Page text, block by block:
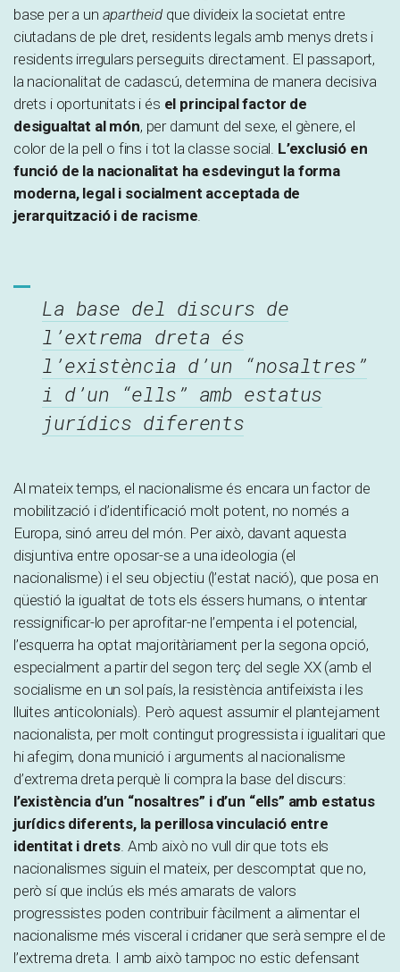
base per a un apartheid que divideix la societat entre
ciutadans de ple dret, residents legals amb menys drets i
residents irregulars perseguits directament. El passaport,
la nacionalitat de cadascú, determina de manera decisiva
drets i oportunitats i és el principal factor de
desigualtat al món, per damunt del sexe, el gènere, el
color de la pell o fins i tot la classe social. L’exclusió en
funció de la nacionalitat ha esdevingut la forma
moderna, legal i socialment acceptada de
jerarquització i de racisme
La base del discurs de
l’extrema dreta és
l’existència d’un “nosaltres”
i d’un “ells” amb estatus
jurídics diferents
Al mateix temps, el nacionalisme és encara un factor de
mobilització i d’identificació molt potent, no només a
Europa, sinó arreu del món. Per això, davant aquesta
disjuntiva entre oposar-se a una ideologia (el
nacionalisme) i el seu objectiu (l’estat nació), que posa en
qüestió la igualtat de tots els éssers humans, o intentar
ressignificar-lo per aprofitar-ne l’empenta i el potencial,
l’esquerra ha optat majoritàriament per la segona opció,
especialment a partir del segon terç del segle XX (amb el
socialisme en un sol país, la resistència antifeixista i les
lluites anticolonials). Però aquest assumir el plantejament
nacionalista, per molt contingut progressista i igualitari que
hi afegim, dona munició i arguments al nacionalisme
d’extrema dreta perquè li compra la base del discurs:
l’existència d’un “nosaltres” i d’un “ells” amb estatus
jurídics diferents, la perillosa vinculació entre
identitat i drets . Amb això no vull dir que tots els
nacionalismes siguin el mateix, per descomptat que no,
però sí que inclús els més amarats de valors
progressistes poden contribuir fàcilment a alimentar el
nacionalisme més visceral i cridaner que serà sempre el de
l’extrema dreta. I amb això tampoc no estic defensant